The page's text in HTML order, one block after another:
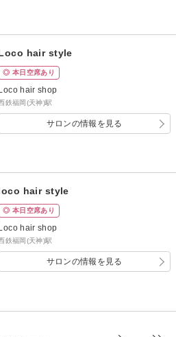
hair style
◎ 本日空席あり
hair shop
鉄福岡(天神)駅
サロンの情報を見る
hair style
◎ 本日空席あり
Loco hair shop
鉄福岡(天神)駅
サロンの情報を見る